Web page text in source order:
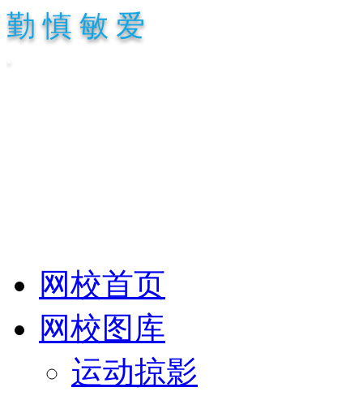
勤 慎 敏 爱
网校首页
网校图库
运动掠影